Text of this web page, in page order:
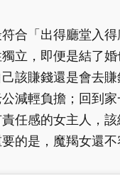
合「出得廳堂入
立，即便是結了
該賺錢還是會去
減輕負擔；回到
任感的女主人，
的是，魔羯女還不